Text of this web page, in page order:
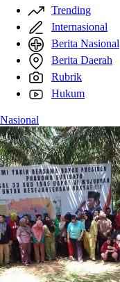
Trending
Internasional
Berita Nasional
Berita Daerah
Rubrik
Hukum
Nasional